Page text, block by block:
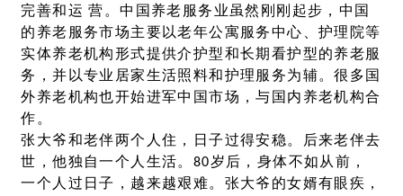
完善和运 营。中国养老服务业虽然刚刚起步，中国
的养老服务市场主要以老年公寓服务中心、护理院等
实体养老机构形式提供介护型和长期看护型的养老服
务，并以专业居家生活照料和护理服务为辅。很多国
外养老机构也开始进军中国市场，与国内养老机构合
作。
张大爷和老伴两个人住，日子过得安稳。后来老伴去
世，他独自一个人生活。80岁后，身体不如从前，
一个人过日子，越来越艰难。张大爷的女婿有眼疾，